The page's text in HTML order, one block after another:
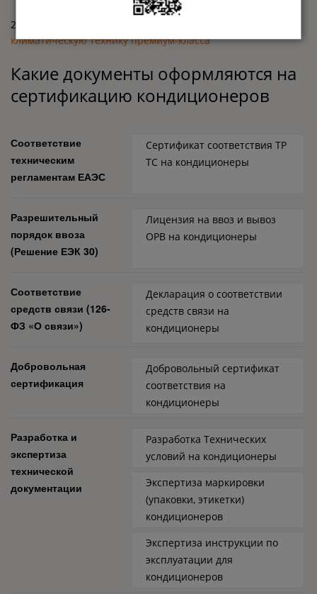
20.02.2023
климатическую технику премиум-класса
Какие документы оформляются на
сертификацию кондиционеров
Соответствие
техническим
регламентам ЕАЭС
Сертификат соответствия ТР
ТС на кондиционеры
Разрешительный
порядок ввоза
(Решение ЕЭК 30)
Лицензия на ввоз и вывоз
ОРВ на кондиционеры
Соответствие
средств связи (126-
ФЗ «О связи»)
Декларация о соответствии
средств связи на
кондиционеры
Добровольная
сертификация
Добровольный сертификат
соответствия на
кондиционеры
Разработка и
экспертиза
технической
документации
Разработка Технических
условий на кондиционеры
Экспертиза маркировки
(упаковки, этикетки)
кондиционеров
Экспертиза инструкции по
эксплуатации для
кондиционеров